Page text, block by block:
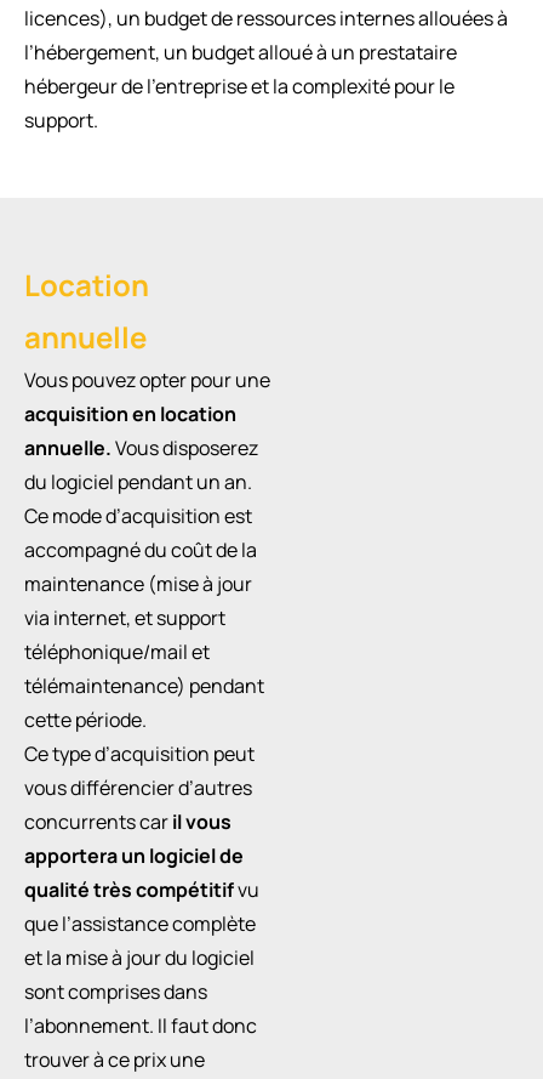
licences), un budget de ressources internes allouées à
l’hébergement, un budget alloué à un prestataire
hébergeur de l’entreprise et la complexité pour le
support.
Location
annuelle
Vous pouvez opter pour une
acquisition en location
annuelle.Vous disposerez
du logiciel pendant un an.
Ce mode d’acquisition est
accompagné du coût de la
maintenance (mise à jour
via internet, et support
téléphonique/mail et
télémaintenance) pendant
cette période.
Ce type d’acquisition peut
vous différencier d’autres
concurrents caril vous
apportera un logiciel de
qualité très compétitifvu
que l’assistance complète
et la mise à jour du logiciel
sont comprises dans
l’abonnement. Il faut donc
trouver à ce prix une